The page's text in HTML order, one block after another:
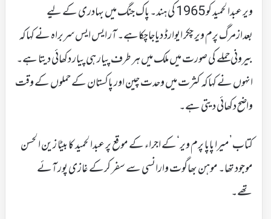
ویر عبدالحمید کو 1965 کی ہند۔ پاک جنگ میں بہادری کے لیے
بعدازمرگ پرم ویر چکر ایوارڈ دیاجاچکاہے۔ آر ایس ایس سربراہ نے کہاکہ
بیرونی حملے کی صورت میں ملک میں ہر طرف پیار ہی پیار دکھائی دیتا ہے۔
انہوں نے کہاکہ کثرت میں وحدت چین اور پاکستان کے حملوں کے وقت
واضح دکھائی دیتی ہے۔
کتاب’میرا پاپا پرم ویر‘کے اجراء کے موقع پر عبدالحمید کا بیٹا زین الحسن
موجود تھا۔ موہن بھاگوت وارانسی سے سفر کرکے غازی پور آئے
تھے۔